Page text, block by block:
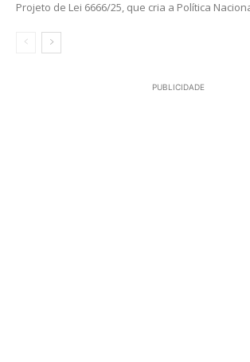
Projeto de Lei 6666/25, que cria a Política
PUBLICIDADE